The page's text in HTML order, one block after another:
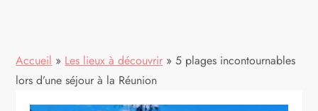
Accueil » Les lieux à découvrir » 5 plages incontournables
lors d’une séjour à la Réunion